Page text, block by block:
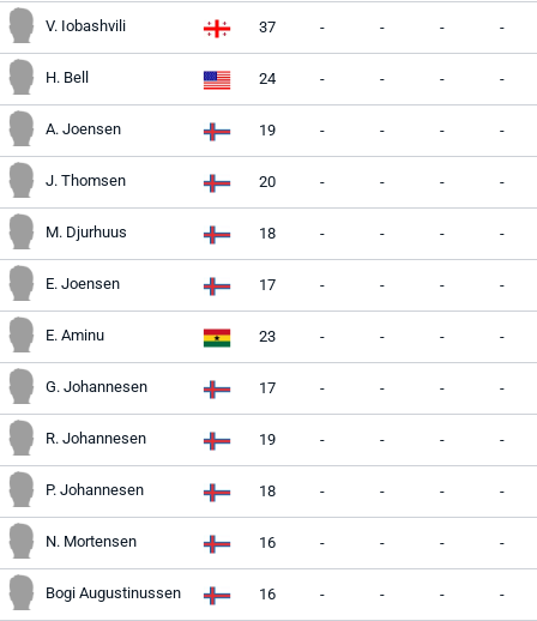
V. Iobashvili 37 - - - -
H. Bell 24 - - - -
A. Joensen 19 - - - -
J. Thomsen 20 - - - -
M. Djurhuus 18 - - - -
E. Joensen 17 - - - -
E. Aminu 23 - - - -
G. Johannesen 17 - - - -
R. Johannesen 19 - - - -
P. Johannesen 18 - - - -
N. Mortensen 16 - - - -
Bogi Augustinussen 16 - - - -